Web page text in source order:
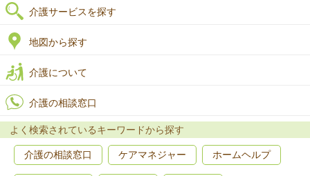
介護サービスを探す
地図から探す
介護について
介護の相談窓口
よく検索されているキーワードから探す
介護の相談窓口 ケアマネジャー ホームヘルプ